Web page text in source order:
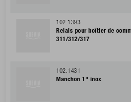
102.1393
Relais pour boîtier de
311/312/317
102.1431
Manchon 1" inox